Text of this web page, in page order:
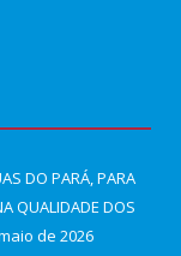
DO PARÁ, PARA
QUALIDADE DOS
de 2026